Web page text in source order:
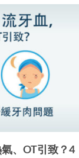
、OT引致？4